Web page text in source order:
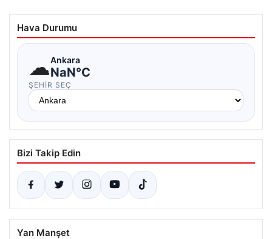
Hava Durumu
☁Ankara
NaN°C
ŞEHIR SEÇ
Bizi Takip Edin
Yan Manşet